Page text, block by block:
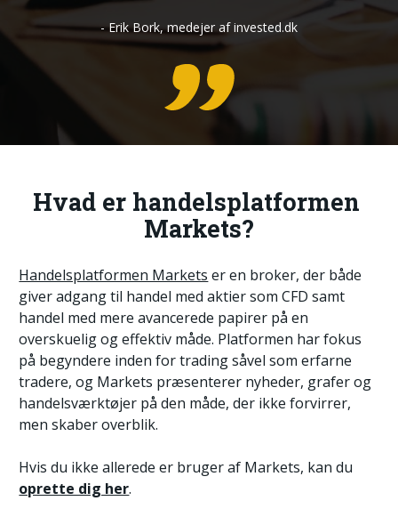
- Erik Bork, medejer af invested.dk
Hvad er handelsplatformen
Markets?
Handelsplatformen Markets er en broker, der både
giver adgang til handel med aktier som CFD samt
handel med mere avancerede papirer på en
overskuelig og effektiv måde. Platformen har fokus
på begyndere inden for trading såvel som erfarne
tradere, og Markets præsenterer nyheder, grafer og
handelsværktøjer på den måde, der ikke forvirrer,
men skaber overblik.
oprette dig her.